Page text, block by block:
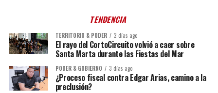
TENDENCIA
TERRITORIO & PODER 2 días ago
El rayo del CortoCircuito volvió a caer sobre
Santa Marta durante las Fiestas del Mar
PODER & GOBIERNO 3 días ago
¿Proceso fiscal contra Edgar Arias, camino a la
preclusión?